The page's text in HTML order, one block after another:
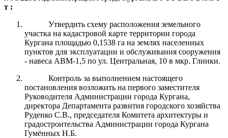
т :
Утвердить схему расположения земельного
участка на кадастровой карте территории города
Кургана площадью 0,1538 га на землях населенных
пунктов для эксплуатации и обслуживания сооружения
- навеса АВМ-1,5 по ул. Центральная, 10 в мкр. Глинки.
Контроль за выполнением настоящего
постановления возложить на первого заместителя
Руководителя Администрации города Кургана,
директора Департамента развития городского хозяйства
Руденко С.В., председателя Комитета архитектуры и
градостроительства Администрации города Кургана
Гумённых Н.Б.